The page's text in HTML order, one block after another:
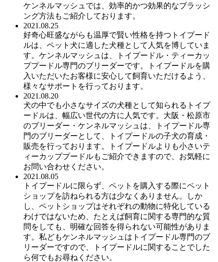
ケンネルマッシュでは、効率的かつ効果的なブラッシ
ング方法もご紹介しております。
2021.08.25
好奇心旺盛ながらも温厚で賢い性格を持つトイプード
ルは、ペット犬に適した犬種として人気を博していま
す。ケンネルマッシュは、トイプードル・ティーカッ
ププードル専門のブリーダーです。トイプードルを購
入いただいたお客様に安心して飼育いただけるよう、
様々なサポートを行っております。
2021.08.20
犬の中でも小さなサイズの犬種として知られるトイプ
ードルは、幅広い世代の方に人気です。大阪・松原市
のブリーダー・ケンネルマッシュは、トイプードル専
門のブリーダーとして、トイプードルの子犬の育成・
販売を行っております。トイプードルよりも小さいテ
ィーカッププードルもご紹介できますので、お気軽に
お問い合わせください。
2021.08.05
トイプードルに限らず、ペットを購入する際にペット
ショップを訪ねられる方は少なくありません。しか
し、ペットショップはそれぞれの動物に特化している
わけではないため、たとえば飼育に関する専門的な質
問をしても、明確な回答を得られない可能性がありま
す。私どもケンネルマッシュはトイプードル専門のブ
リーダーですので、トイプードルに関することでした
ら何でもお尋ねください。